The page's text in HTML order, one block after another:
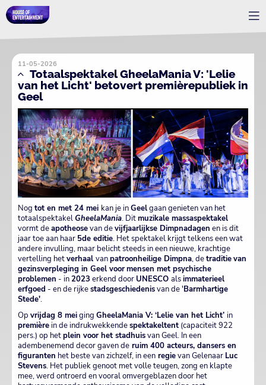
11-05-2026
Totaalspektakel GheelaMania V: 'Lelie
van het Licht' betovert premièrepubliek in
Geel
Nog tot en met 24 mei kan je inGeelgaan genieten van het
totaalspektakel GheelaMania. Ditmuzikale massaspektakel
vormt deapotheosevan devijfjaarlijkse Dimpnadagen en is dit
jaar toe aan haar 5de editie. Het spektakel krijgt telkens een wat
andere invulling, maar belicht steeds in een nieuwe, krachtige
vertelling hetverhaal vanpatroonheilige Dimpna, detraditievan
gezinsverpleging in Geel voormensen met psychische
problemen - in2023 erkend door UNESCO alsimmaterieel
erfgoed - en de rijkestadsgeschiedenisvan de 'Barmhartige
Stede'.
Op vrijdag 8 meiging GheelaMania V: ‘Lelie van het Licht’ in
premièrein de indrukwekkendespektakeltent (capaciteit 922
pers.) op hetplein voor het stadhuisvan Geel. In een
adembenemend decor gaven de ruim 400 acteurs, dansers en
figuranten het beste van zichzelf, in een regievan Gelenaar Luc
Stevens. Het publiek genoot met volle teugen, zong en klapte
mee, werd ontroerd en vooral omvergeblazen door het